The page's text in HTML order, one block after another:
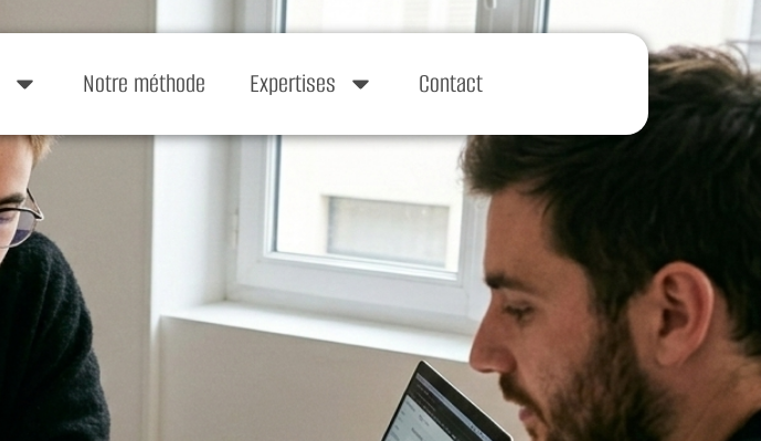
Notre méthode Expertises Contact